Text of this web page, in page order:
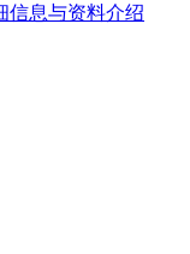
信息与资料介绍